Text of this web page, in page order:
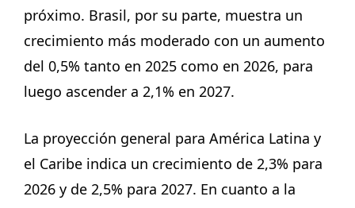
próximo. Brasil, por su parte, muestra un
crecimiento más moderado con un aumento
del 0,5% tanto en 2025 como en 2026, para
luego ascender a 2,1% en 2027.
La proyección general para América Latina y
el Caribe indica un crecimiento de 2,3% para
2026 y de 2,5% para 2027. En cuanto a la